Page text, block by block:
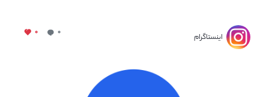
اینستاگرام ۰ ۰